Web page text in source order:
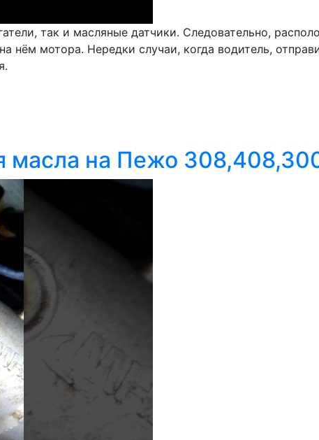
так и масляные датчики. Следовательно,
нём мотора. Нередки случаи, когда водитель,
масла на Пежо